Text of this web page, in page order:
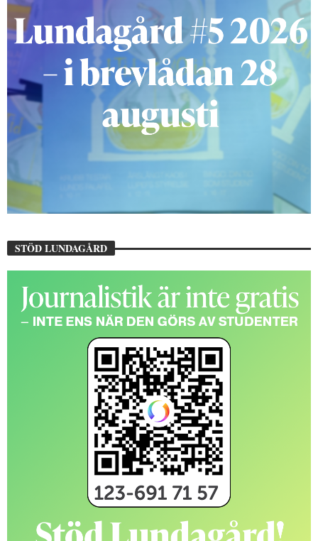
STÖD LUNDAGÅRD